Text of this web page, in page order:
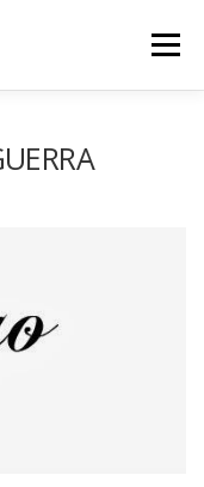
Menú